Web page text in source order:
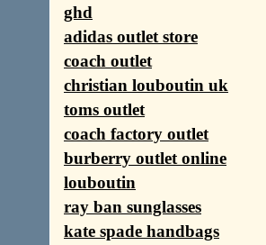
ghd
adidas outlet store
coach outlet
christian louboutin uk
toms outlet
coach factory outlet
burberry outlet online
louboutin
ray ban sunglasses
kate spade handbags